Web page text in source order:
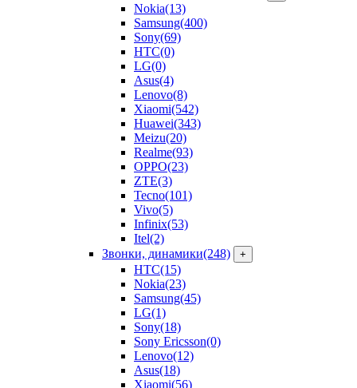
Nokia(13)
Samsung(400)
Sony(69)
HTC(0)
LG(0)
Asus(4)
Lenovo(8)
Xiaomi(542)
Huawei(343)
Meizu(20)
Realme(93)
OPPO(23)
ZTE(3)
Tecno(101)
Vivo(5)
Infinix(53)
Itel(2)
Звонки, динамики(248) +
HTC(15)
Nokia(23)
Samsung(45)
LG(1)
Sony(18)
Sony Ericsson(0)
Lenovo(12)
Asus(18)
Xiaomi(56)